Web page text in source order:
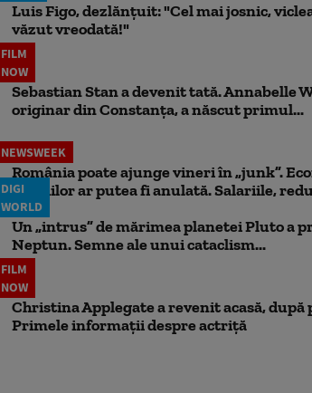
Luis Figo, dezlănțuit: "Cel mai josnic,
văzut vreodată!"
FILM
NOW
Sebastian Stan a devenit tată. Annabelle
originar din Constanța, a născut primul...
NEWSWEEK
România poate ajunge vineri în „junk”.
pensiilor ar putea fi anulată. Salariile,
DIGI
WORLD
Un „intrus” de mărimea planetei Pluto a
Neptun. Semne ale unui cataclism...
FILM
NOW
Christina Applegate a revenit acasă,
Primele informații despre actriță